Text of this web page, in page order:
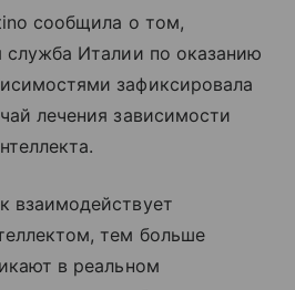
сообщила о том,
служба Италии по оказанию
зафиксировала
лечения зависимости
взаимодействует
тем больше
в реальном